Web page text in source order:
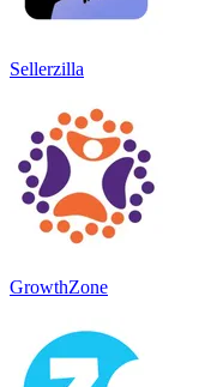
Sellerzilla
GrowthZone